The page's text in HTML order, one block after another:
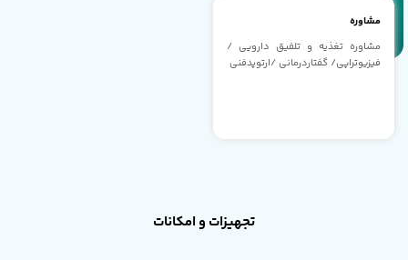
مشاوره
مشاوره تغذیه و تلفیق دارویی /
فیزیوتراپی/ گفتاردرمانی /ارتوپدفنی
تجهیزات و امکانات